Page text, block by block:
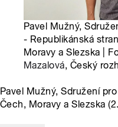
Pavel Mužný,
- Republikánská
Moravy a Slezska |
Mazalová, Český
Pavel Mužný, Sdružení
Čech, Moravy a Slezska